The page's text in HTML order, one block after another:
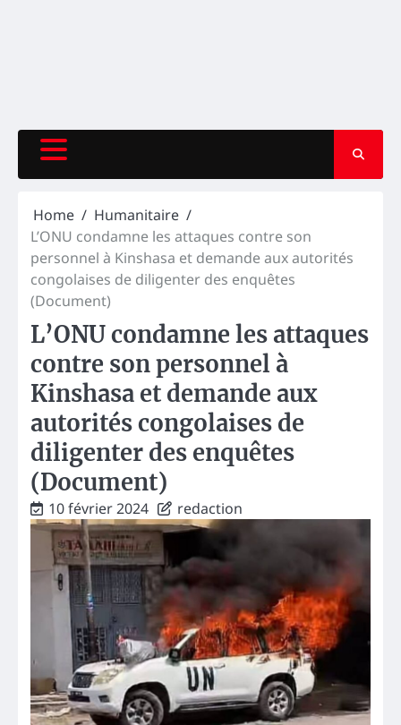
Home
Humanitaire
L’ONU condamne les attaques contre son
personnel à Kinshasa et demande aux autorités
congolaises de diligenter des enquêtes
(Document)
L’ONU condamne les attaques
contre son personnel à
Kinshasa et demande aux
autorités congolaises de
diligenter des enquêtes
(Document)
10 février 2024 redaction